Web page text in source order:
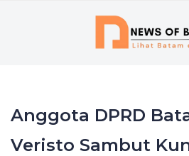
Anggota DPRD
Veristo Sambut